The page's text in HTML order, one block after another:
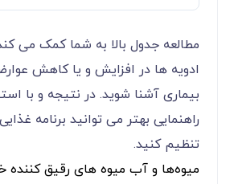
مطالعه جدول بالا به شما کمک می
ادویه ها در افزایش و یا کاهش
بیماری آشنا شوید. در نتیجه و با
راهنمایی بهتر می توانید برنامه
تنظیم کنید.
میوه‌ها و آب میوه های رقیق کننده